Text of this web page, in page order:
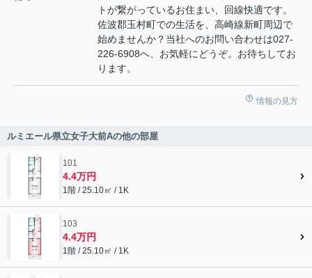
トが繋がっているお住まい、回線快適です。
佐波郡玉村町での生活を、高崎線新町周辺で
始めませんか？当社へのお問い合わせは027-
226-6908へ、お気軽にどうぞ。お待ちしてお
ります。
情報の見方
ルミエール県立女子大前Aの他の部屋
101
4.4万円
1階 / 25.10㎡ / 1K
103
4.4万円
1階 / 25.10㎡ / 1K